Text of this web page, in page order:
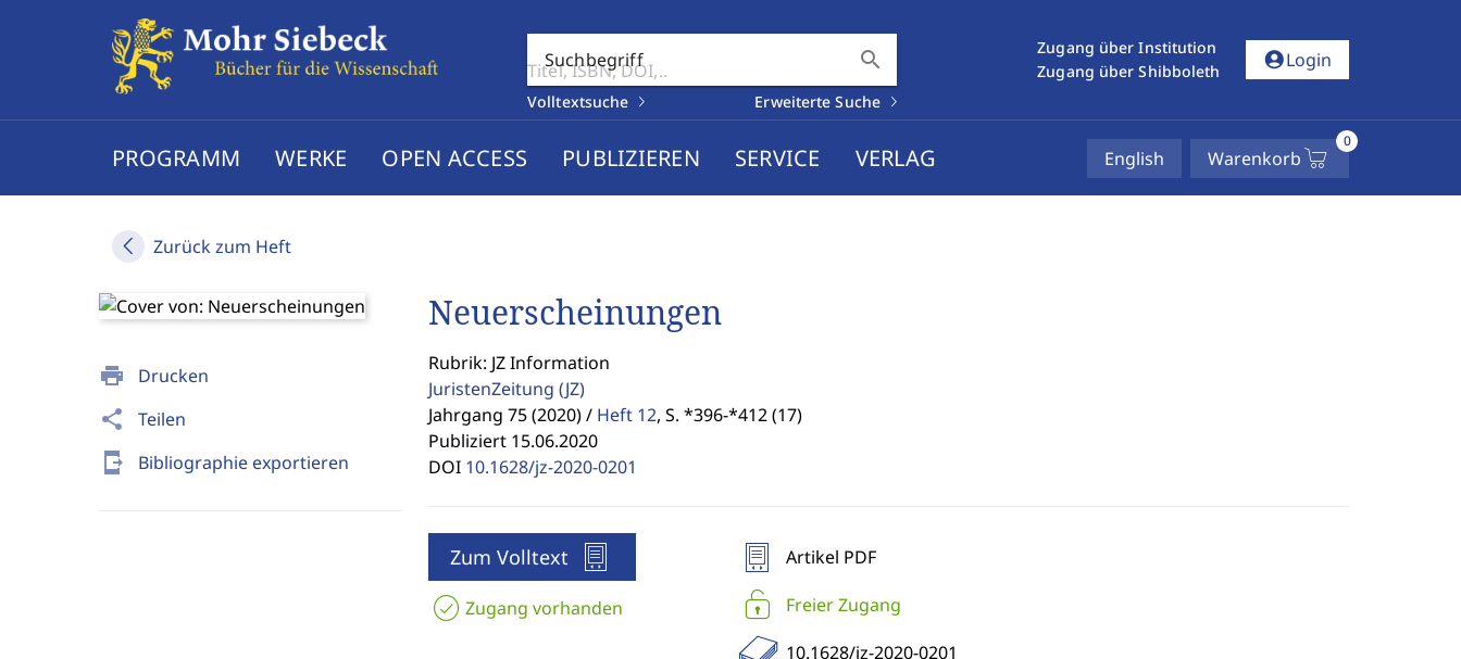
Suchbegriff search
Volltextsuche Erweiterte Suche
Zugang über Institution
Zugang über Shibboleth
account_circleLogin
PROGRAMM WERKE OPEN ACCESS PUBLIZIEREN SERVICE VERLAG English Warenkorb
0
Zurück zum Heft
print Drucken
share Teilen
send_to_mobile Bibliographie exportieren
Neuerscheinungen
Rubrik: JZ Information
JuristenZeitung (JZ)
Jahrgang 75 (2020) / Heft 12, S. *396-*412 (17)
Publiziert 15.06.2020
DOI 10.1628/jz-2020-0201
Zum Volltext
Zugang vorhanden
Artikel PDF
Freier Zugang
10.1628/jz-2020-0201